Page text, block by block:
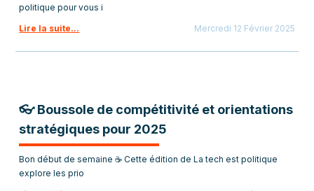
politique pour vous i
Lire la suite...
Mercredi 12 Février 2025
👓 Boussole de compétitivité et orientations
stratégiques pour 2025
Bon début de semaine ☕ Cette édition de La tech est politique
explore les prio